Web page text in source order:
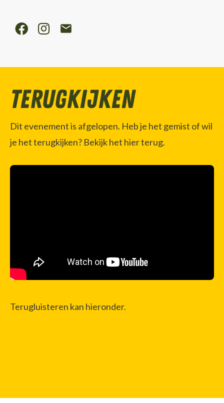
Terugkijken
Dit evenement is afgelopen. Heb je het gemist of wil
je het terugkijken? Bekijk het hier terug.
Terugluisteren kan hieronder.